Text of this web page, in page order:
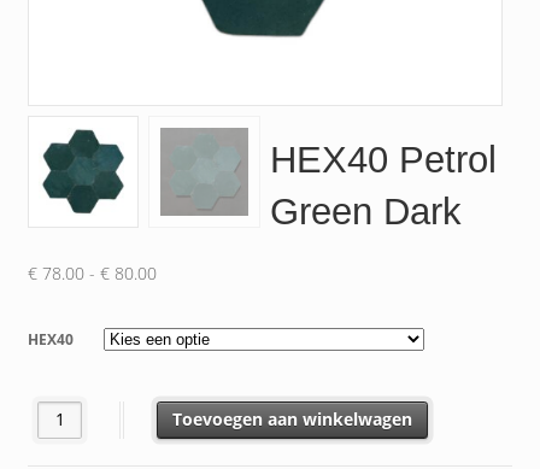
HEX40 Petrol
Green Dark
€78.00 - €80.00Prijsklasse:
tot
€ 80.00
HEX40
HEX40 Petrol Green Dark aantalToevoegen aan winkelwagen